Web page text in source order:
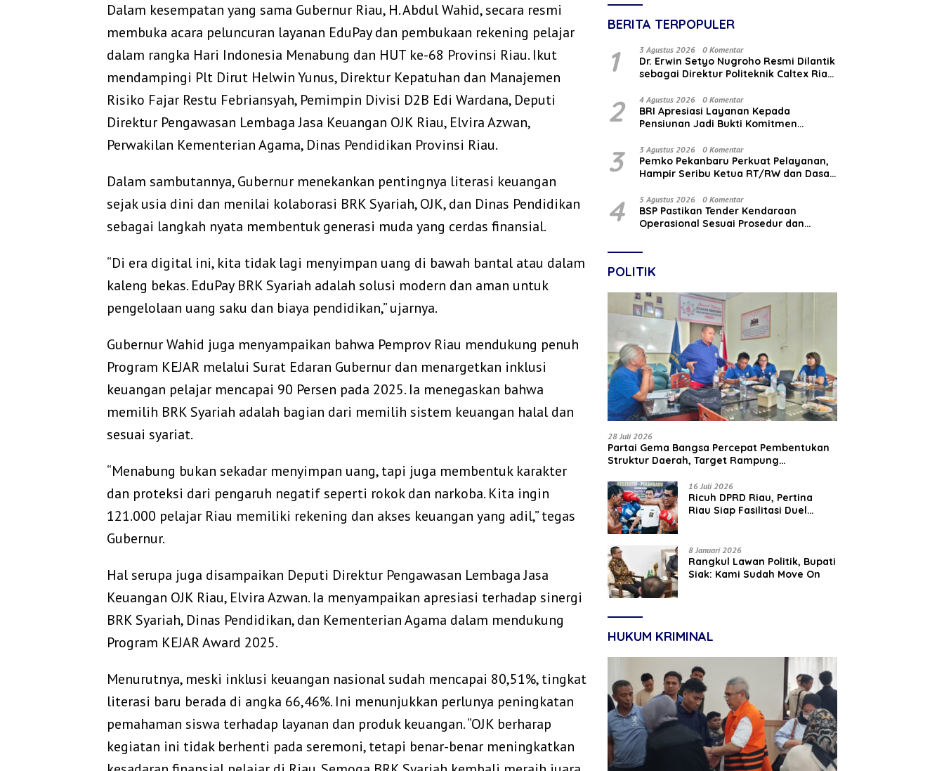
Dalam kesempatan yang sama Gubernur Riau, H. Abdul Wahid, secara resmi
membuka acara peluncuran layanan EduPay dan pembukaan rekening pelajar
dalam rangka Hari Indonesia Menabung dan HUT ke-68 Provinsi Riau. Ikut
mendampingi Plt Dirut Helwin Yunus, Direktur Kepatuhan dan Manajemen
Risiko Fajar Restu Febriansyah, Pemimpin Divisi D2B Edi Wardana, Deputi
Direktur Pengawasan Lembaga Jasa Keuangan OJK Riau, Elvira Azwan,
Perwakilan Kementerian Agama, Dinas Pendidikan Provinsi Riau.
Dalam sambutannya, Gubernur menekankan pentingnya literasi keuangan
sejak usia dini dan menilai kolaborasi BRK Syariah, OJK, dan Dinas Pendidikan
sebagai langkah nyata membentuk generasi muda yang cerdas finansial.
“Di era digital ini, kita tidak lagi menyimpan uang di bawah bantal atau dalam
kaleng bekas. EduPay BRK Syariah adalah solusi modern dan aman untuk
pengelolaan uang saku dan biaya pendidikan,” ujarnya.
Gubernur Wahid juga menyampaikan bahwa Pemprov Riau mendukung penuh
Program KEJAR melalui Surat Edaran Gubernur dan menargetkan inklusi
keuangan pelajar mencapai 90 Persen pada 2025. Ia menegaskan bahwa
memilih BRK Syariah adalah bagian dari memilih sistem keuangan halal dan
sesuai syariat.
“Menabung bukan sekadar menyimpan uang, tapi juga membentuk karakter
dan proteksi dari pengaruh negatif seperti rokok dan narkoba. Kita ingin
121.000 pelajar Riau memiliki rekening dan akses keuangan yang adil,” tegas
Gubernur.
Hal serupa juga disampaikan Deputi Direktur Pengawasan Lembaga Jasa
Keuangan OJK Riau, Elvira Azwan. Ia menyampaikan apresiasi terhadap sinergi
BRK Syariah, Dinas Pendidikan, dan Kementerian Agama dalam mendukung
Program KEJAR Award 2025.
Menurutnya, meski inklusi keuangan nasional sudah mencapai 80,51%, tingkat
literasi baru berada di angka 66,46%. Ini menunjukkan perlunya peningkatan
pemahaman siswa terhadap layanan dan produk keuangan. “OJK berharap
kegiatan ini tidak berhenti pada seremoni, tetapi benar-benar meningkatkan
BERITA TERPOPULER
1 3 Agustus 2026 0 Komentar
‎Dr. Erwin Setyo Nugroho Resmi Dilantik
sebagai Direktur Politeknik Caltex Riau
2 4 Agustus 2026 0 Komentar
BRI Apresiasi Layanan Kepada
Pensiunan Jadi Bukti Komitmen
Nasabah
3 3 Agustus 2026 0 Komentar
Pemko Pekanbaru Perkuat Pelayanan,
Hampir Seribu Ketua RT/RW dan Dasa
4 5 Agustus 2026 0 Komentar
BSP Pastikan Tender Kendaraan
Operasional Sesuai Prosedur dan
POLITIK
28 Juli 2026
Partai Gema Bangsa Percepat Pembentukan
Struktur Daerah, Target Rampung
16 Juli 2026
‎Ricuh DPRD Riau, Pertina
Riau Siap Fasilitasi Duel
8 Januari 2026
Rangkul Lawan Politik, Bupati
Siak: Kami Sudah Move On
HUKUM KRIMINAL